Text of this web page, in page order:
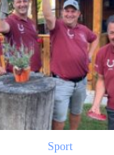
Sport